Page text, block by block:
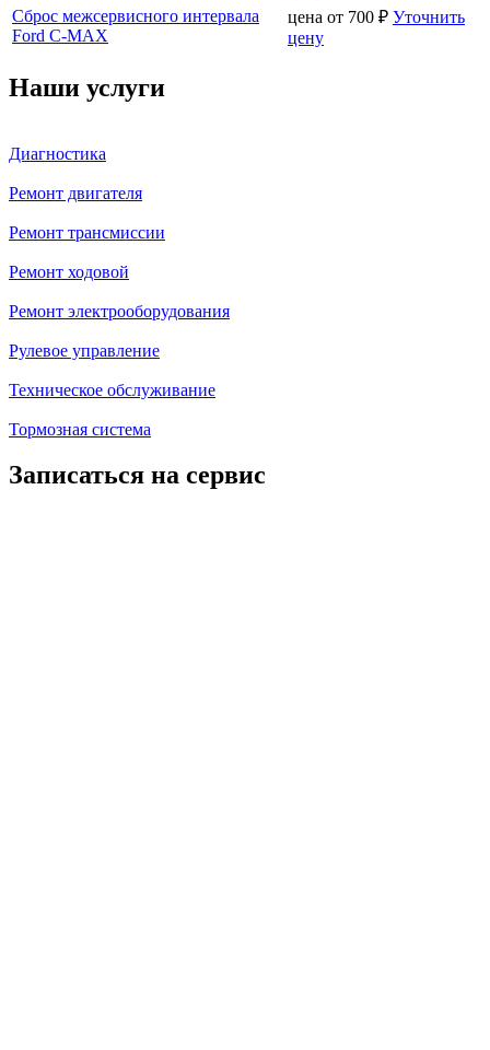
Сброс межсервисного интервала
Ford C-MAX
цена от 700 ₽ Уточнить
цену
Наши услуги
Диагностика
Ремонт двигателя
Ремонт трансмиссии
Ремонт ходовой
Ремонт электрооборудования
Рулевое управление
Техническое обслуживание
Тормозная система
Записаться на сервис